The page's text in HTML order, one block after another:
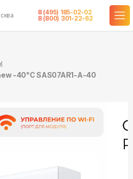
8 (495) 185-02-02
8 (800) 301-22-62
-40°С SAS07AR1-A-40